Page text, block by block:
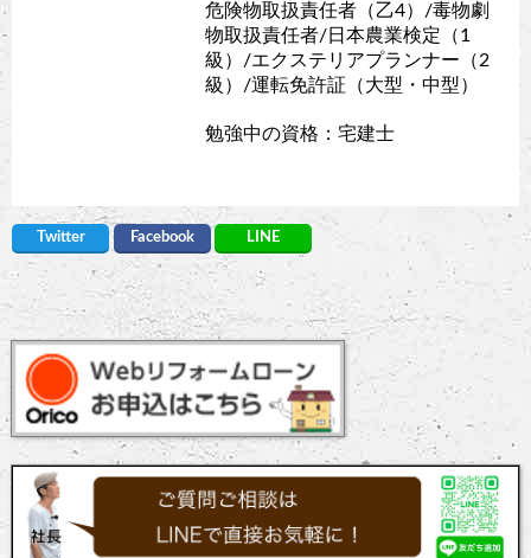
危険物取扱責任者（乙4）/毒物劇
物取扱責任者/日本農業検定（1
級）/エクステリアプランナー（2
級）/運転免許証（大型・中型）
勉強中の資格：宅建士
Twitter Facebook LINE